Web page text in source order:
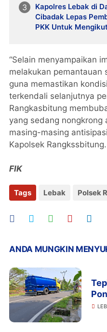
Kapolres Lebak di
Cibadak Lepas
PKK Untuk
“Selain menyampaikan
melakukan pemantauan
guna memastikan
terkendali selanjutnya
Rangkasbitung
yang sedang nongkrong
masing-masing
Kapolsek Rangkssbitung.
FIK
Tags Lebak Polsek
ANDA MUNGKIN